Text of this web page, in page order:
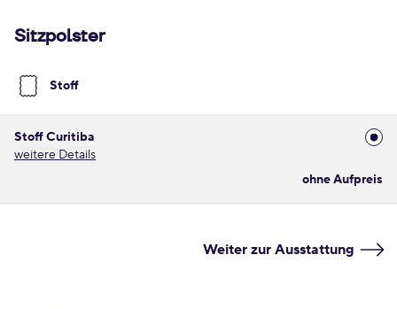
Sitzpolster
Stoff
Stoff Curitiba
weitere Details
ohne Aufpreis
Weiter zur Ausstattung